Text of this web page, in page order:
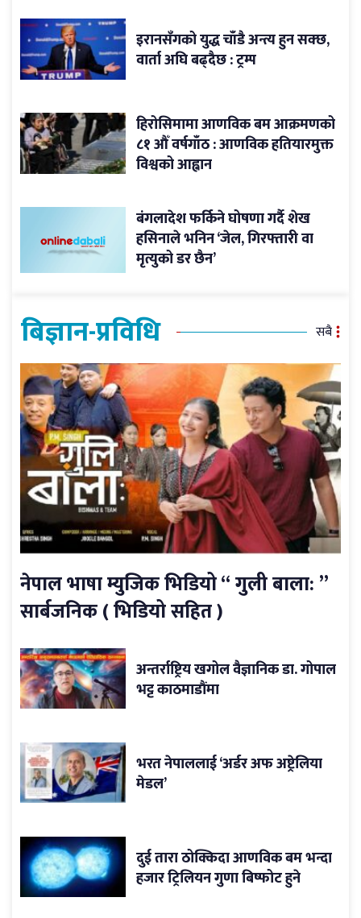
इरानसँगको युद्ध चाँडै अन्त्य हुन सक्छ,
वार्ता अघि बढ्दैछ : ट्रम्प
हिरोसिमामा आणविक बम आक्रमणको
८१ औँ वर्षगाँठ : आणविक हतियारमुक्त
विश्वको आह्वान
बंगलादेश फर्किने घोषणा गर्दै शेख
हसिनाले भनिन ‘जेल, गिरफ्तारी वा
मृत्युको डर छैन’
बिज्ञान-प्रविधि सबै
नेपाल भाषा म्युजिक भिडियो “ गुली बाला: ”
सार्बजनिक ( भिडियो सहित )
अन्तर्राष्ट्रिय खगोल वैज्ञानिक डा. गोपाल
भट्ट काठमाडौंमा
भरत नेपाललाई ‘अर्डर अफ अष्ट्रेलिया
मेडल’
दुई तारा ठोक्किदा आणविक बम भन्दा
हजार ट्रिलियन गुणा बिष्फोट हुने